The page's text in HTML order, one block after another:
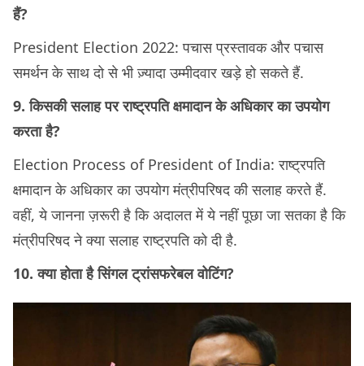
हैं?
President Election 2022: पचास प्रस्तावक और पचास
समर्थन के साथ दो से भी ज़्यादा उम्मीदवार खड़े हो सकते हैं.
9. किसकी सलाह पर राष्ट्रपति क्षमादान के अधिकार का उपयोग
करता है?
Election Process of President of India: राष्ट्रपति
क्षमादान के अधिकार का उपयोग मंत्रीपरिषद की सलाह करते हैं.
वहीं, ये जानना ज़रूरी है कि अदालत में ये नहीं पूछा जा सतका है कि
मंत्रीपरिषद ने क्या सलाह राष्ट्रपति को दी है.
10. क्या होता है सिंगल ट्रांसफरेबल वोटिंग?